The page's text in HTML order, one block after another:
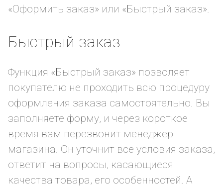
«Оформить заказ» или «Быстрый заказ».
Быстрый заказ
Функция «Быстрый заказ» позволяет
покупателю не проходить всю процедуру
оформления заказа самостоятельно. Вы
заполняете форму, и через короткое
время вам перезвонит менеджер
магазина. Он уточнит все условия заказа,
ответит на вопросы, касающиеся
качества товара, его особенностей. А